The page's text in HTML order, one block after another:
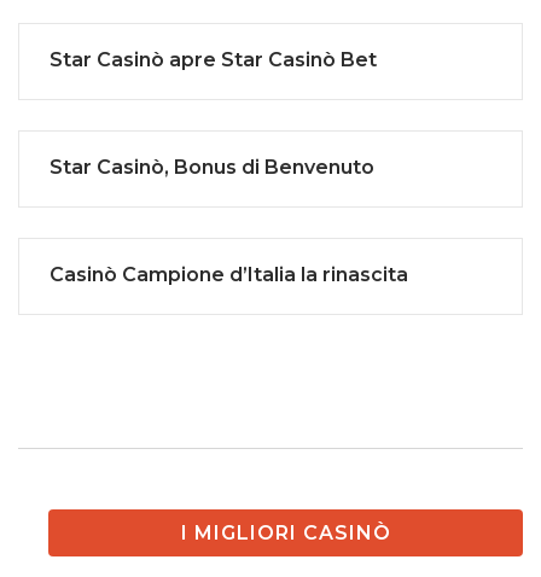
Star Casinò apre Star Casinò Bet
Star Casinò, Bonus di Benvenuto
Casinò Campione d’Italia la rinascita
I MIGLIORI CASINÒ